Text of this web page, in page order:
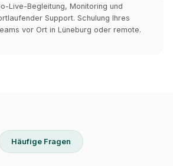
Live-Begleitung, Monitoring und
Support. Schulung Ihres
vor Ort in Lüneburg oder remote.
Häufige Fragen